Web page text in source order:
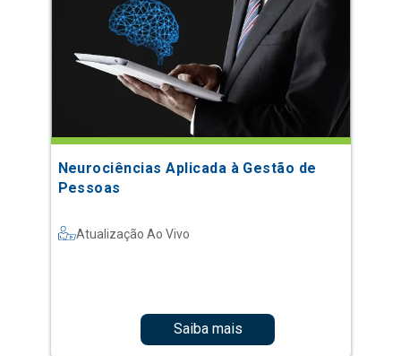
Neurociências Aplicada à Gestão de
Pessoas
Atualização Ao Vivo
Saiba mais